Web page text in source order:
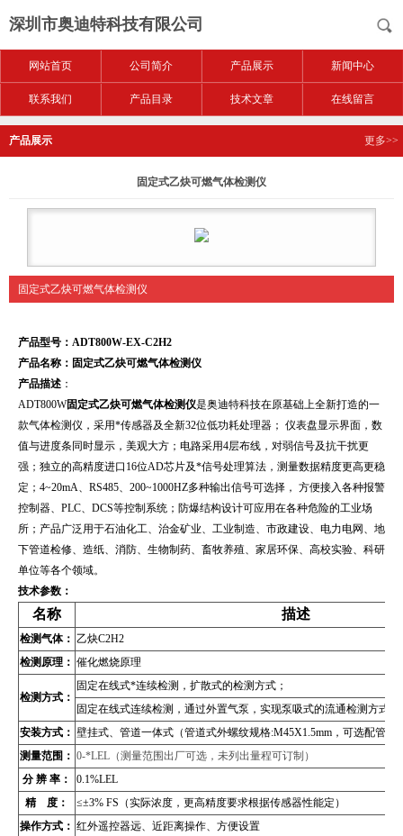
深圳市奥迪特科技有限公司
网站首页 公司简介 产品展示 新闻中心
联系我们 产品目录 技术文章 在线留言
产品展示 更多>>
固定式乙炔可燃气体检测仪
固定式乙炔可燃气体检测仪
产品型号：ADT800W-EX-C2H2
产品名称： 固定式乙炔可燃气体检测仪
产品描述 ：
ADT800W固定式乙炔可燃气体检测仪是奥迪特科技在原基础上全新打造的一
款气体检测仪，采用*传感器及全新32位低功耗处理器； 仪表盘显示界面，数
值与进度条同时显示，美观大方；电路采用4层布线，对弱信号及抗干扰更
强；独立的高精度进口16位AD芯片及*信号处理算法，测量数据精度更高更稳
定；4~20mA、RS485、200~1000HZ多种输出信号可选择， 方便接入各种报警
控制器、PLC、DCS等控制系统；防爆结构设计可应用在各种危险的工业场
所；产品广泛用于石油化工、治金矿业、工业制造、市政建设、电力电网、地
下管道检修、造纸、消防、生物制药、畜牧养殖、家居环保、高校实验、科研
单位等各个领域。
技术参数：
名称 描述
检测气体： 乙炔C2H2
检测原理： 催化燃烧原理
检测方式：
固定在线式*连续检测，扩散式的检测方式；
固定在线式连续检测，通过外置气泵，实现泵吸式的流通检测方式
安装方式： 壁挂式、管道一体式（管道式外螺纹规格:M45X1.5mm，可选配管道
测量范围： 0-*LEL（测量范围出厂可选，未列出量程可订制）
分 辨 率：
0.1%LEL
精 度：
≤±3% FS（实际浓度，更高精度要求根据传感器性能定）
操作方式： 红外遥控器远、近距离操作、方便设置